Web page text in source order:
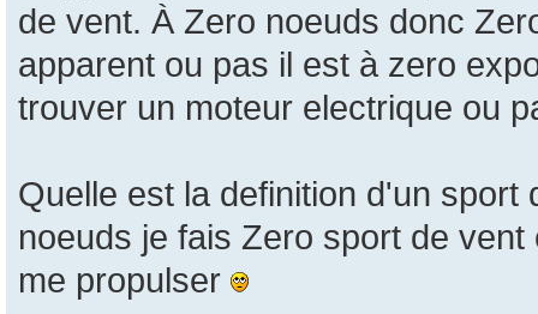
de vent. À Zero noeuds donc
apparent ou pas il est à zero
trouver un moteur electrique ou
Quelle est la definition d'un sport
noeuds je fais Zero sport de
me propulser